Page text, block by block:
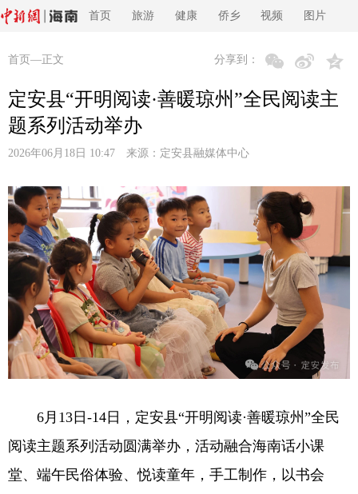
首页 旅游 健康 侨乡 视频 图片
首页 —正文 分享到：
定安县“开明阅读·善暖琼州”全民阅读主
题系列活动举办
2026年06月18日 10:47 来源： 定安县融媒体中心
6月13日-14日，定安县“开明阅读·善暖琼州”全民
阅读主题系列活动圆满举办，活动融合海南话小课
堂、端午民俗体验、悦读童年，手工制作，以书会